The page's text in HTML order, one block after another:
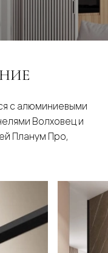
с алюминиевыми
Волховец и
Планум Про,